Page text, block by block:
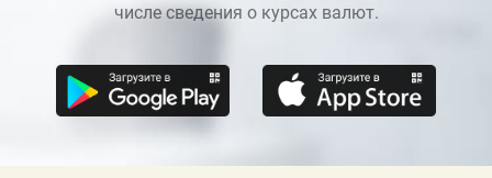
числе сведения о курсах валют.